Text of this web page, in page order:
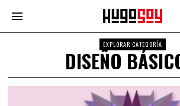
EXPLORAR CATEGORÍA
DISEÑO